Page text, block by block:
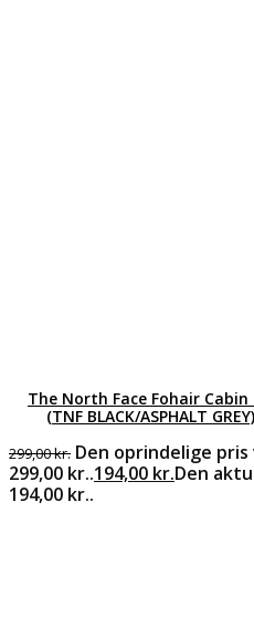
The North Face Fohair Cabin
(TNF BLACK/ASPHALT
299,00kr. Den oprindelige pris
299,00 kr..194,00 kr.Den
194,00 kr..